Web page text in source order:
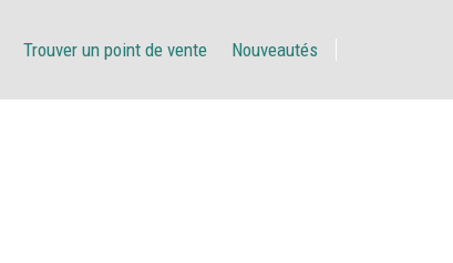
Trouver un point de vente Nouveautés